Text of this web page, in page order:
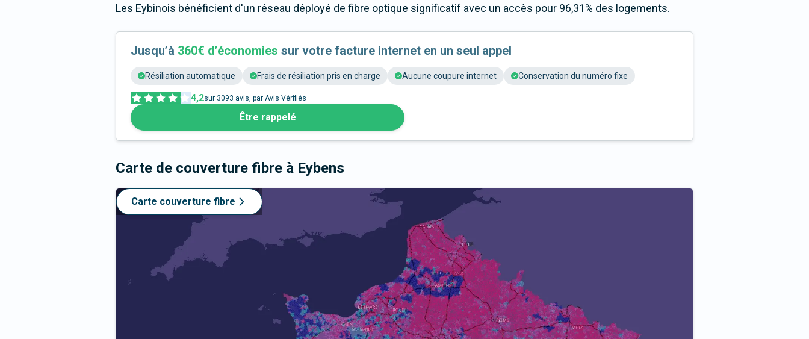
Les Eybinois bénéficient d'un réseau déployé de fibre optique significatif avec un accès pour 96,31% des logements.
Jusqu’à 360€ d’économies sur votre facture internet en un seul appel
Résiliation automatique Frais de résiliation pris en charge Aucune coupure internet Conservation du numéro fixe
4,2sur 3093 avis, par Avis Vérifiés
Être rappelé
Carte de couverture fibre à Eybens
Carte couverture fibre